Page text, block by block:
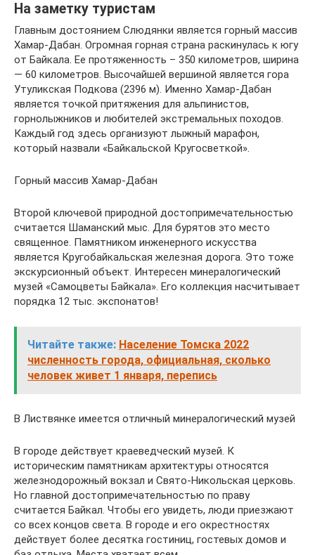
На заметку туристам
Главным достоянием Слюдянки является горный массив
Хамар-Дабан. Огромная горная страна раскинулась к югу
от Байкала. Ее протяженность – 350 километров, ширина
— 60 километров. Высочайшей вершиной является гора
Утуликская Подкова (2396 м). Именно Хамар-Дабан
является точкой притяжения для альпинистов,
горнолыжников и любителей экстремальных походов.
Каждый год здесь организуют лыжный марафон,
который назвали «Байкальской Кругосветкой».
Горный массив Хамар-Дабан
Второй ключевой природной достопримечательностью
считается Шаманский мыс. Для бурятов это место
священное. Памятником инженерного искусства
является Кругобайкальская железная дорога. Это тоже
экскурсионный объект. Интересен минералогический
музей «Самоцветы Байкала». Его коллекция насчитывает
порядка 12 тыс. экспонатов!
Читайте также: Население Томска 2022
численность города, официальная, сколько
человек живет 1 января, перепись
В Листвянке имеется отличный минералогический музей
В городе действует краеведческий музей. К
историческим памятникам архитектуры относятся
железнодорожный вокзал и Свято-Никольская церковь.
Но главной достопримечательностью по праву
считается Байкал. Чтобы его увидеть, люди приезжают
со всех концов света. В городе и его окрестностях
действует более десятка гостиниц, гостевых домов и